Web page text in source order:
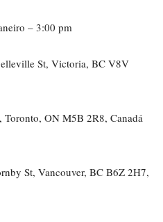
– 3:00 pm
St, Victoria, BC V8V
Toronto, ON M5B 2R8, Canadá
St, Vancouver, BC B6Z 2H7,